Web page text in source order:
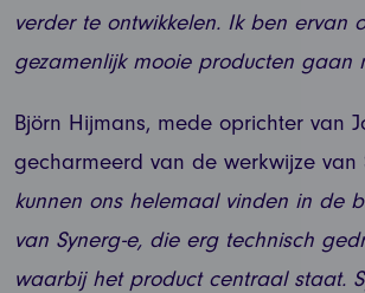
verder te ontwikkelen. Ik ben ervan
gezamenlijk mooie producten gaan
Björn Hijmans, mede oprichter van
gecharmeerd van de werkwijze van
kunnen ons helemaal vinden in de
van Synerg-e, die erg technisch
waarbij het product centraal staat.